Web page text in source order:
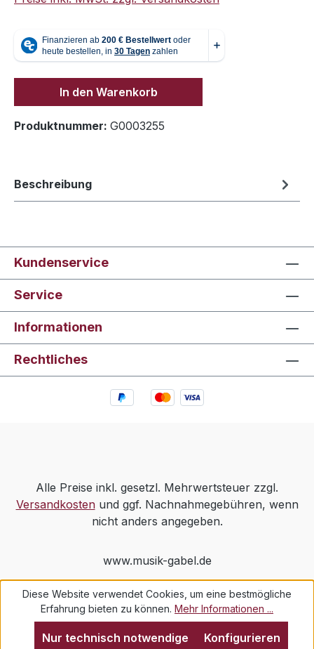
In den Warenkorb
Produktnummer: G0003255
Beschreibung
Kundenservice
Service
Informationen
Rechtliches
Alle Preise inkl. gesetzl. Mehrwertsteuer zzgl.
Versandkostenund ggf. Nachnahmegebühren, wenn
nicht anders angegeben.
www.musik-gabel.de
Diese Website verwendet Cookies, um eine bestmögliche
Erfahrung bieten zu können. Mehr Informationen ...
Nur technisch notwendige Konfigurieren